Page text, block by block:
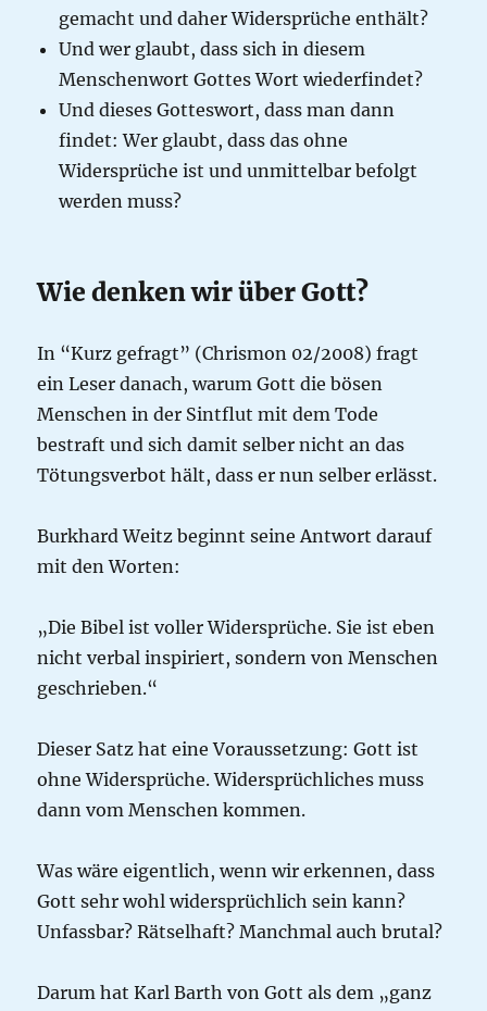
gemacht und daher Widersprüche enthält?
Und wer glaubt, dass sich in diesem
Menschenwort Gottes Wort wiederfindet?
Und dieses Gotteswort, dass man dann
findet: Wer glaubt, dass das ohne
Widersprüche ist und unmittelbar befolgt
werden muss?
Wie denken wir über Gott?
In “Kurz gefragt” (Chrismon 02/2008) fragt
ein Leser danach, warum Gott die bösen
Menschen in der Sintflut mit dem Tode
bestraft und sich damit selber nicht an das
Tötungsverbot hält, dass er nun selber erlässt.
Burkhard Weitz beginnt seine Antwort darauf
mit den Worten:
„Die Bibel ist voller Widersprüche. Sie ist eben
nicht verbal inspiriert, sondern von Menschen
geschrieben.“
Dieser Satz hat eine Voraussetzung: Gott ist
ohne Widersprüche. Widersprüchliches muss
dann vom Menschen kommen.
Was wäre eigentlich, wenn wir erkennen, dass
Gott sehr wohl widersprüchlich sein kann?
Unfassbar? Rätselhaft? Manchmal auch brutal?
Darum hat Karl Barth von Gott als dem „ganz